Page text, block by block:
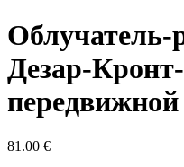
Облучатель-
Дезар-
передвижной
81.00 €